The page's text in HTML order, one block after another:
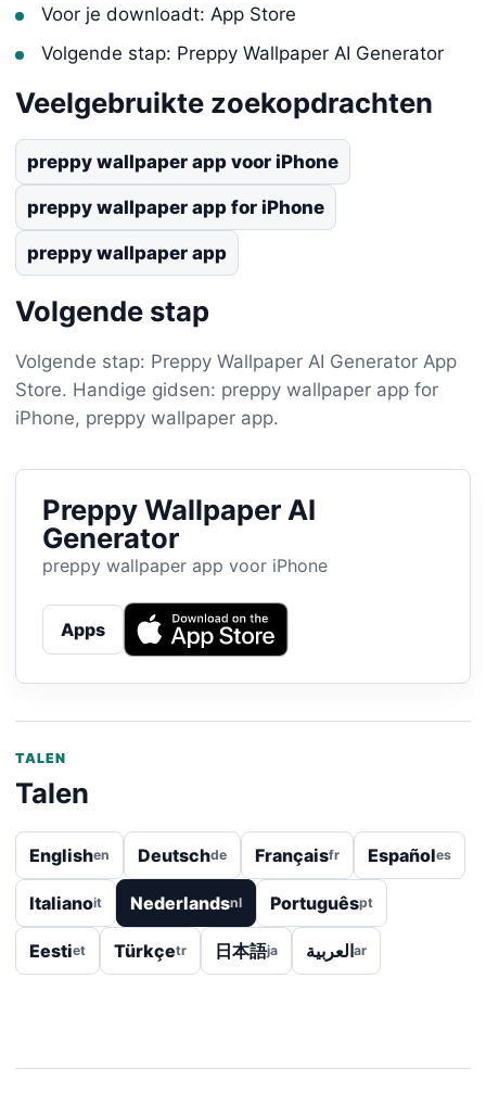
Voor je downloadt: App Store
Volgende stap: Preppy Wallpaper AI Generator
Veelgebruikte zoekopdrachten
preppy wallpaper app voor iPhone
preppy wallpaper app for iPhone
preppy wallpaper app
Volgende stap
Volgende stap: Preppy Wallpaper AI Generator App
Store. Handige gidsen: preppy wallpaper app for
iPhone, preppy wallpaper app.
Preppy Wallpaper AI
Generator
preppy wallpaper app voor iPhone
Apps
TALEN
Talen
Englishen Deutschde Françaisfr Españoles
Italianoit Nederlandsnl Portuguêspt
Eestiet Türkçetr 日本語ja العربيةar